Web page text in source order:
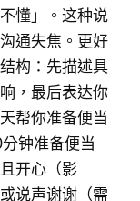
懂」。这种说
通失焦。更好
构：先描述具
，最后表达你
帮你准备便当
钟准备便当
开心（影
说声谢谢（需